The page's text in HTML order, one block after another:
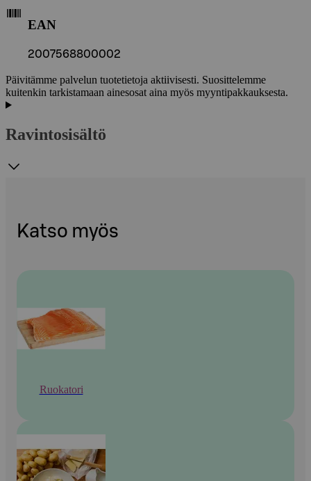
EAN
2007568800002
Päivitämme palvelun tuotetietoja aktiivisesti. Suosittelemme
kuitenkin tarkistamaan ainesosat aina myös myyntipakkauksesta.
Ravintosisältö
Katso myös
Ruokatori